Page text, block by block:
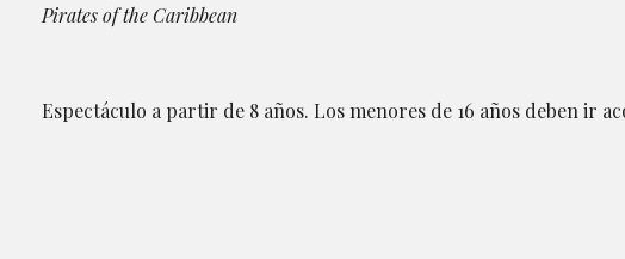
Pirates of the Caribbean
Espectáculo a partir de 8 años. Los menores de 16 años deben ir